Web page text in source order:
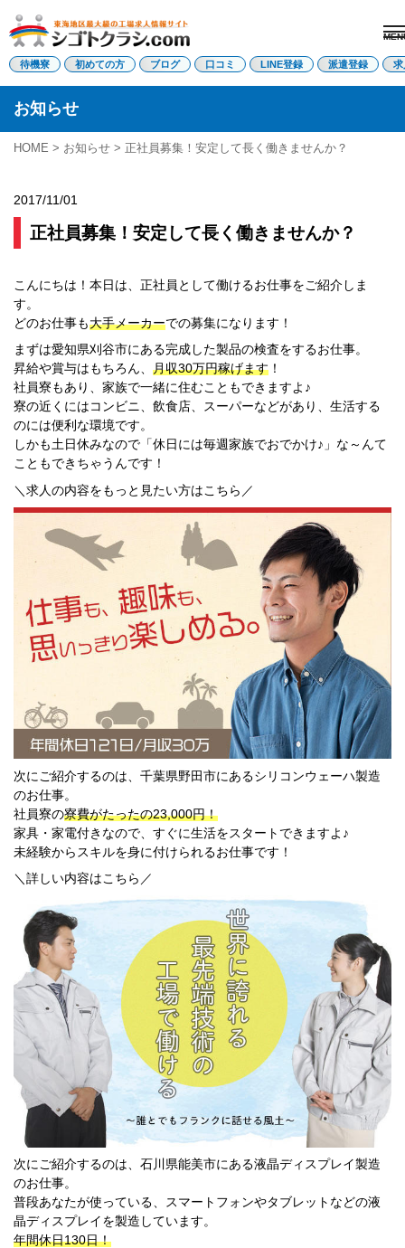
電話受付はこちら
派遣登録 LINE登録
初めての方へ
待機寮について
求人を探す
東海エリア
愛知県
三重県
静岡県
関西エリア
滋賀県
京都府
大阪府
兵庫県
奈良県
関東エリア
栃木県
東京都
神奈川県
東北エリア
青森県
秋田県
宮城県
山形県
福島県
北海道エリア
北海道
甲信越・北陸エリア
新潟県
富山県
石川県
福井県
山梨県
中国エリア
鳥取県
島根県
岡山県
広島県
四国エリア
徳島県
香川県
愛媛県
高知県
九州エリア
福岡県
長崎県
熊本県
大分県
宮崎県
鹿児島県
待機寮 初めての方 ブログ 口コミ LINE登録 派遣登録 求
お知らせ
HOME > お知らせ > 正社員募集！安定して長く働きませんか？
2017/11/01
正社員募集！安定して長く働きませんか？
こんにちは！本日は、正社員として働けるお仕事をご紹介しま
す。
どのお仕事も大手メーカーでの募集になります！
まずは愛知県刈谷市にある完成した製品の検査をするお仕事。
昇給や賞与はもちろん、 月収30万円稼げます ！
社員寮もあり、家族で一緒に住むこともできますよ♪
寮の近くにはコンビニ、飲食店、スーパーなどがあり、生活する
のには便利な環境です。
しかも土日休みなので「休日には毎週家族でおでかけ♪」な～んて
こともできちゃうんです！
＼求人の内容をもっと見たい方はこちら／
次にご紹介するのは、千葉県野田市にあるシリコンウェーハ製造
のお仕事。
社員寮の寮費がたったの23,000円！
家具・家電付きなので、すぐに生活をスタートできますよ♪
未経験からスキルを身に付けられるお仕事です！
＼詳しい内容はこちら／
次にご紹介するのは、石川県能美市にある液晶ディスプレイ製造
のお仕事。
普段あなたが使っている、スマートフォンやタブレットなどの液
晶ディスプレイを製造しています。
年間休日130日！